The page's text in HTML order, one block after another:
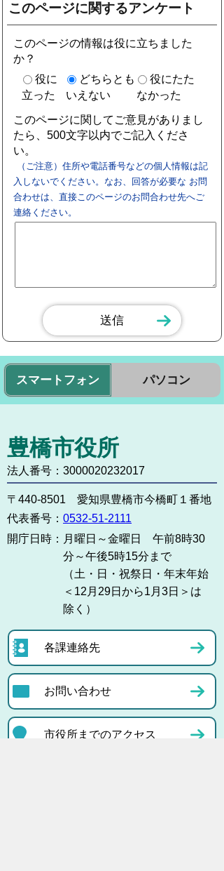
このページに関するアンケート
このページの情報は役に立ちました
か？
役に
立った
どちらとも
いえない
役にたた
なかった
このページに関してご意見がありまし
たら、500文字以内でご記入くださ
い。
（ご注意）住所や電話番号などの個人情報は記
入しないでください。なお、回答が必要な お問
合わせは、直接このページのお問合わせ先へご
連絡ください。
スマートフォン パソコン
豊橋市役所
法人番号：3000020232017
〒440-8501 愛知県豊橋市今橋町１番地
代表番号： 0532-51-2111
開庁日時： 月曜日～金曜日 午前8時30
分～午後5時15分まで
（土・日・祝祭日・年末年始
＜12月29日から1月3日＞は
除く）
各課連絡先
お問い合わせ
市役所までのアクセス